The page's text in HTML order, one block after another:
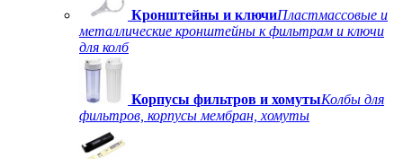
Кронштейны и ключиПластмассовые и
металлические кронштейны к фильтрам и ключи
для колб
Корпусы фильтров и хомутыКолбы для
фильтров, корпусы мембран, хомуты